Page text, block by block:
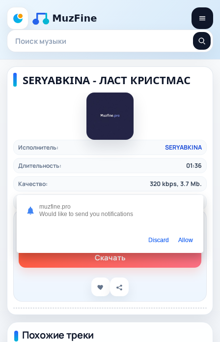
SERYABKINA - ЛАСТ КРИСТМАС
Исполнитель: SERYABKINA
Длительность: 01:36
Качество: 320 kbps, 3.7 Mb.
Скачать
Похожие треки
muzfine.pro
Would like to send you notifications
Discard Allow